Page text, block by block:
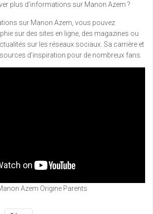
plus d’informations sur Manon Azem ?
sur Manon Azem, vous pouvez
sur des sites en ligne, des magazines ou
sur les réseaux sociaux. Sa carrière et
d’inspiration pour de nombreux fans.
Azem Origine Parents